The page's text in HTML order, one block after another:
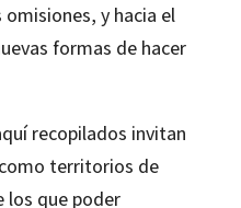
y hacia el
formas de hacer
recopilados invitan
territorios de
los que poder